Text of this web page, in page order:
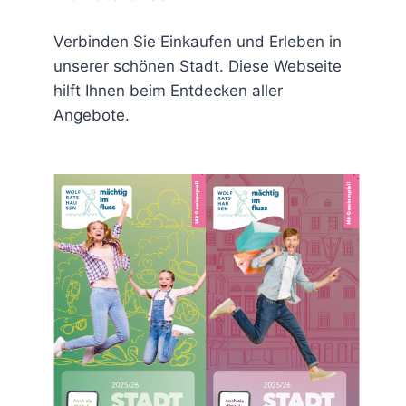
Verbinden Sie Einkaufen und Erleben in
unserer schönen Stadt. Diese Webseite
hilft Ihnen beim Entdecken aller
Angebote.